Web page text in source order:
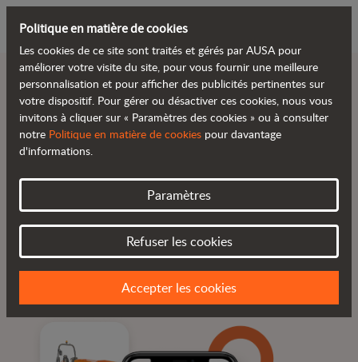
Réduction des temps
d’arrêt.
Disponibilité 24 h/24, 7 jours/7
Politique en matière de cookies
Les cookies de ce site sont traités et gérés par AUSA pour
améliorer votre visite du site, pour vous fournir une meilleure
personnalisation et pour afficher des publicités pertinentes sur
votre dispositif. Pour gérer ou désactiver ces cookies, nous vous
invitons à cliquer sur « Paramètres des cookies » ou à consulter
notre Politique en matière de cookies pour davantage
d'informations.
Paramètres
Refuser les cookies
Accepter les cookies